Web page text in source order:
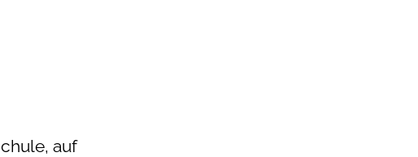
auf